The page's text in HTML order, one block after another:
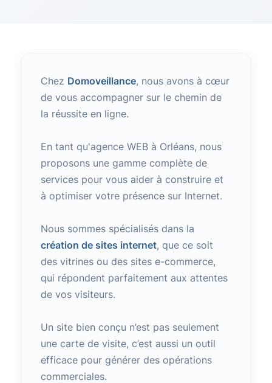
Chez Domoveillance, nous avons à cœur
de vous accompagner sur le chemin de
la réussite en ligne.
En tant qu'agence WEB à Orléans, nous
proposons une gamme complète de
services pour vous aider à construire et
à optimiser votre présence sur Internet.
Nous sommes spécialisés dans la
création de sites internet, que ce soit
des vitrines ou des sites e-commerce,
qui répondent parfaitement aux attentes
de vos visiteurs.
Un site bien conçu n’est pas seulement
une carte de visite, c’est aussi un outil
efficace pour générer des opérations
commerciales.